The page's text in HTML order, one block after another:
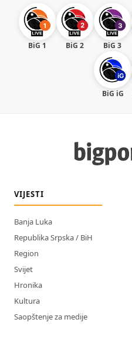
BiG 1 BiG 2 BiG 3
BiG iG
VIJESTI
Banja Luka
Republika Srpska / BiH
Region
Svijet
Hronika
Kultura
Saopštenje za medije